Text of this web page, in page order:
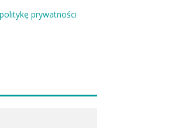
politykę prywatności